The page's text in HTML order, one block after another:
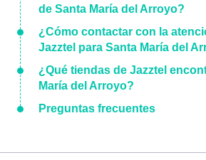
de Santa María del Arroyo?
¿Cómo contactar con la
Jazztel para Santa María del
¿Qué tiendas de Jazztel
María del Arroyo?
Preguntas frecuentes